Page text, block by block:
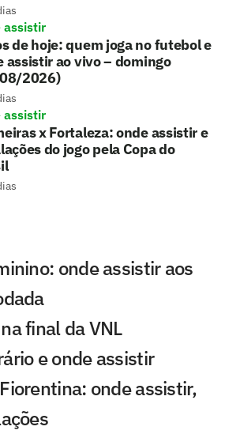
assistir
de hoje: quem joga no futebol e
assistir ao vivo – domingo
2026)
assistir
x Fortaleza: onde assistir e
do jogo pela Copa do
onde assistir aos
final da VNL
e onde assistir
onde assistir,